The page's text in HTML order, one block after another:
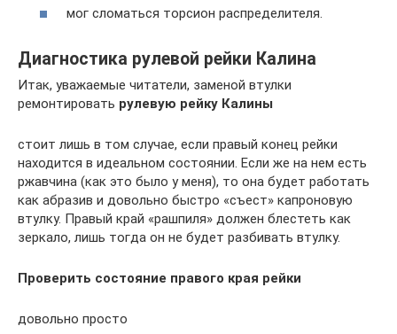
мог сломаться торсион распределителя.
Диагностика рулевой рейки Калина
Итак, уважаемые читатели, заменой втулки
ремонтировать рулевую рейку Калины
стоит лишь в том случае, если правый конец рейки
находится в идеальном состоянии. Если же на нем есть
ржавчина (как это было у меня), то она будет работать
как абразив и довольно быстро «съест» капроновую
втулку. Правый край «рашпиля» должен блестеть как
зеркало, лишь тогда он не будет разбивать втулку.
Проверить состояние правого края рейки
довольно просто